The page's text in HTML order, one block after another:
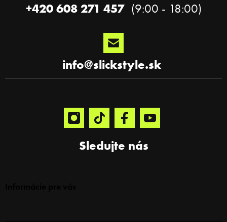
Sledujte nás
info@slickstyle.sk
+420 608 271 457